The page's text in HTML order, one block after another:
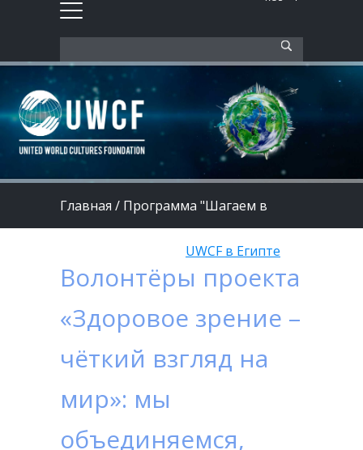
Главная / Программа "Шагаем в
UWCF в Египте
Волонтёры проекта
«Здоровое зрение –
чёткий взгляд на
мир»: мы
объединяемся,